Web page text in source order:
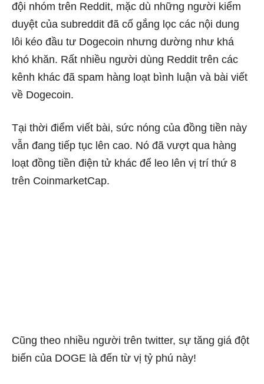
đội nhóm trên Reddit, mặc dù những người kiểm
duyệt của subreddit đã cố gắng lọc các nội dung
lôi kéo đầu tư Dogecoin nhưng dường như khá
khó khăn. Rất nhiều người dùng Reddit trên các
kênh khác đã spam hàng loạt bình luận và bài viết
về Dogecoin.
Tại thời điểm viết bài, sức nóng của đồng tiền này
vẫn đang tiếp tục lên cao. Nó đã vượt qua hàng
loạt đồng tiền điện tử khác để leo lên vị trí thứ 8
trên CoinmarketCap.
Cũng theo nhiều người trên twitter, sự tăng giá đột
biến của DOGE là đến từ vị tỷ phú này!